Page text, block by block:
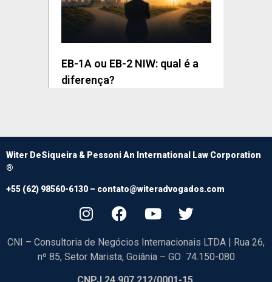
EB-1A ou EB-2 NIW: qual é a
diferença?
Witer DeSiqueira & Pessoni An International Law Corporation
®
+55 (62) 98560-6130 – contato@witeradvogados.com
CNI – Consultoria de Negócios Internacionais LTDA | Rua 26,
nº 85, Setor Marista, Goiânia – GO 74.150-080